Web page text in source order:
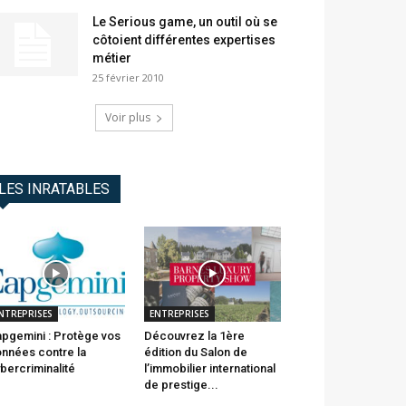
Le Serious game, un outil où se
côtoient différentes expertises
métier
25 février 2010
Voir plus
LES INRATABLES
: Protège vos
contre la
ENTREPRISES
Découvrez la 1ère
édition du Salon de
l’immobilier international
de prestige...